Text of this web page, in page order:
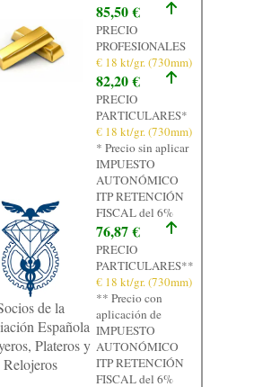
de la
Española
Plateros y
Relojeros
85,50 €
PRECIO
PROFESIONALES
€ 18 kt/gr. (730mm)
82,20 €
PRECIO
PARTICULARES*
€ 18 kt/gr. (730mm)
* Precio sin aplicar
IMPUESTO
AUTONÓMICO
ITP RETENCIÓN
FISCAL del 6%
76,87 €
PRECIO
PARTICULARES**
€ 18 kt/gr. (730mm)
** Precio con
aplicación de
IMPUESTO
AUTONÓMICO
ITP RETENCIÓN
FISCAL del 6%